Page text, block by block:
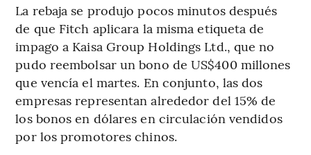
La rebaja se produjo pocos minutos después
de que Fitch aplicara la misma etiqueta de
impago a Kaisa Group Holdings Ltd., que no
pudo reembolsar un bono de US$400 millones
que vencía el martes. En conjunto, las dos
empresas representan alrededor del 15% de
los bonos en dólares en circulación vendidos
por los promotores chinos.